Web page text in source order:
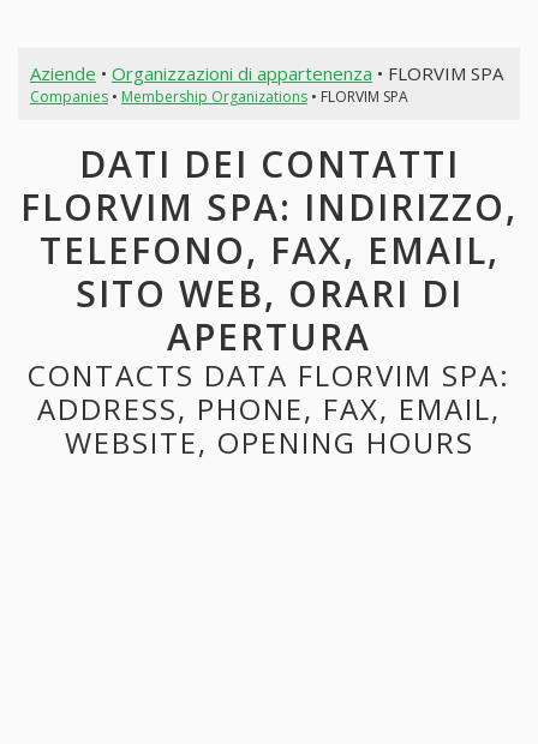
Aziende • Organizzazioni di appartenenza • FLORVIM SPA
Companies• Membership Organizations• FLORVIM SPA
DATI DEI CONTATTI
FLORVIM SPA: INDIRIZZO,
TELEFONO, FAX, EMAIL,
SITO WEB, ORARI DI
APERTURA
CONTACTS DATA FLORVIM SPA:
ADDRESS, PHONE, FAX, EMAIL,
WEBSITE, OPENING HOURS